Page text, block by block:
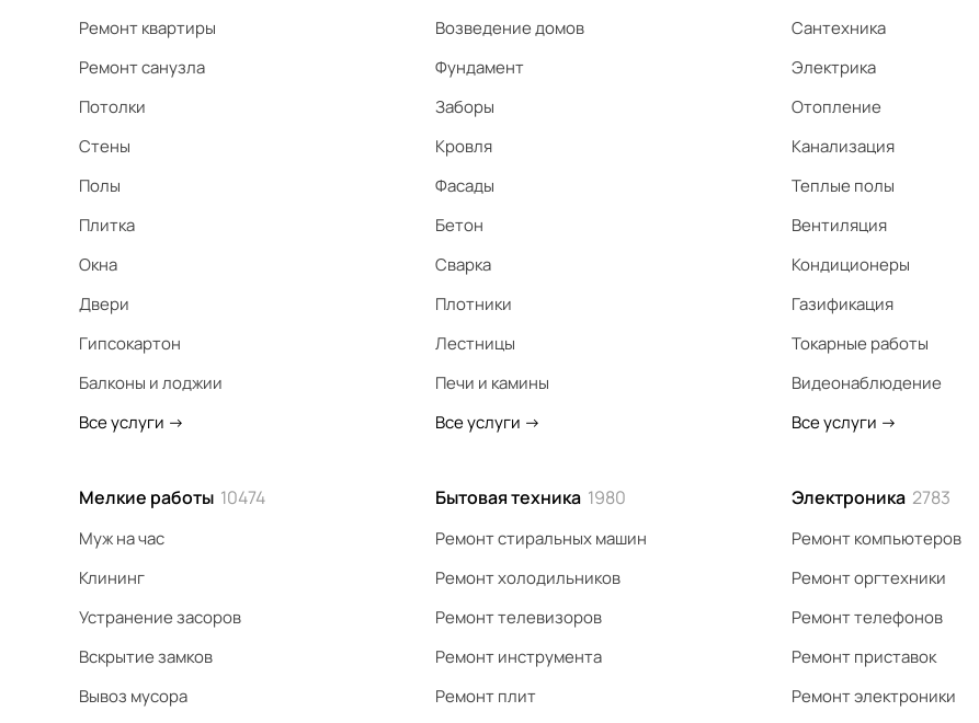
Ремонт квартиры
Ремонт санузла
Потолки
Стены
Полы
Плитка
Окна
Двери
Гипсокартон
Балконы и лоджии
Все услуги ->
Возведение домов
Фундамент
Заборы
Кровля
Фасады
Бетон
Сварка
Плотники
Лестницы
Печи и камины
Все услуги ->
Сантехника
Электрика
Отопление
Канализация
Теплые полы
Вентиляция
Кондиционеры
Газификация
Токарные работы
Видеонаблюдение
Все услуги ->
Мелкие работы 10474
Муж на час
Клининг
Устранение засоров
Вскрытие замков
Вывоз мусора
Бытовая техника 1980
Ремонт стиральных машин
Ремонт холодильников
Ремонт телевизоров
Ремонт инструмента
Ремонт плит
Электроника 2783
Ремонт компьютеров
Ремонт оргтехники
Ремонт телефонов
Ремонт приставок
Ремонт электроники